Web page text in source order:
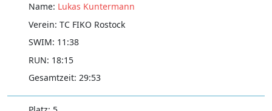
Lukas Kuntermann
TC FIKO Rostock
11:38
18:15
29:53